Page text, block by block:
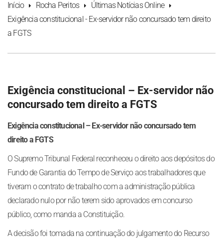
Início Rocha Peritos
Últimas Notícias Online
Exigência constitucional - Ex-servidor não concursado tem direito
a FGTS
Exigência constitucional – Ex-servidor não
concursado tem direito a FGTS
Exigência constitucional – Ex-servidor não concursado tem
direito a FGTS
O Supremo Tribunal Federal reconheceu o direito aos depósitos do
Fundo de Garantia do Tempo de Serviço aos trabalhadores que
tiveram o contrato de trabalho com a administração pública
declarado nulo por não terem sido aprovados em concurso
público, como manda a Constituição.
A decisão foi tomada na continuação do julgamento do Recurso